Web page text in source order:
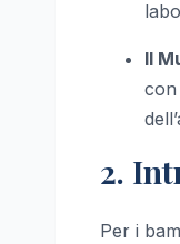
Il
con
2.
Per i